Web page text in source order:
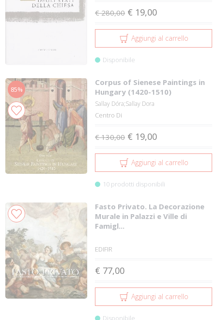
€ 280,00 € 19,00
Aggiungi al carrello
Disponibile
85%
Corpus of Sienese Paintings in
Hungary (1420-1510)
Sallay Dóra;Sallay Dora
Centro Di
€ 130,00 € 19,00
Aggiungi al carrello
10 prodotti disponibili
Fasto Privato. La Decorazione
Murale in Palazzi e Ville di
Famigl...
EDIFIR
€ 77,00
Aggiungi al carrello
Disponibile